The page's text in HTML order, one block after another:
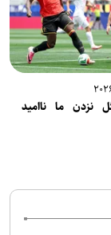
نزدن ما ناامید